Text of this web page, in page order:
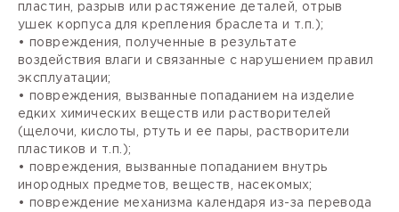
пластин, разрыв или растяжение деталей, отрыв
ушек корпуса для крепления браслета и т.п.);
• повреждения, полученные в результате
воздействия влаги и связанные с нарушением правил
эксплуатации;
• повреждения, вызванные попаданием на изделие
едких химических веществ или растворителей
(щелочи, кислоты, ртуть и ее пары, растворители
пластиков и т.п.);
• повреждения, вызванные попаданием внутрь
инородных предметов, веществ, насекомых;
• повреждение механизма календаря из-за перевода